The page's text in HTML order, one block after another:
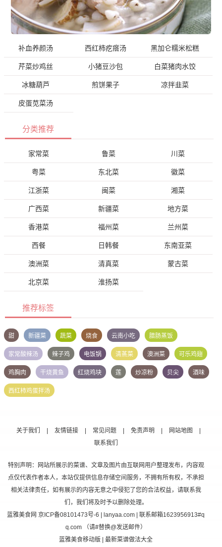
补血养颜汤 西红柿疙瘩汤 黑加仑糯米松糕
芹菜炒鸡丝 小猪豆沙包 白菜猪肉水饺
冰糖葫芦 煎饼果子 凉拌韭菜
皮蛋苋菜汤
分类推荐
家常菜 鲁菜 川菜
粤菜 东北菜 徽菜
江浙菜 闽菜 湘菜
广西菜 新疆菜 地方菜
香港菜 福州菜 兰州菜
西餐 日韩餐 东南亚菜
澳洲菜 清真菜 蒙古菜
北京菜 淮扬菜
推荐标签
甜 新疆菜 蔬菜 烧食 云南小吃 腊肠蒸饭
家常酸辣汤 辣子鸡 电饭锅 清蒸菜 澳洲菜 可乐鸡翅
鸡胸肉 干烧黄鱼 红烧鸡块 莲 炒凉粉 贝尖 酒味
西红柿鸡蛋拌汤
关于我们 友情链接 常见问题 免责声明 网站地图
联系我们
特别声明：网站所展示的菜谱、文章及图片由互联网用户整理发布，内容观
点仅代表作者本人，本站仅提供信息存储空间服务，不拥有所有权，不承担
相关法律责任，如有展示的内容无意之中侵犯了您的合法权益，请联系我
们，我们将及时予以删除处理。
蓝雅美食网 京ICP备08101473号-6 | lanyaa.com | 联系邮箱1623956913#q
q.com （请#替换@发送邮件）
蓝雅美食移动版 | 最新菜谱做法大全